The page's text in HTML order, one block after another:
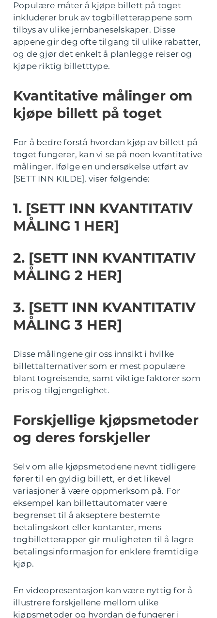
Populære måter å kjøpe billett på toget
inkluderer bruk av togbilletterappene som
tilbys av ulike jernbaneselskaper. Disse
appene gir deg ofte tilgang til ulike rabatter,
og de gjør det enkelt å planlegge reiser og
kjøpe riktig billetttype.
Kvantitative målinger om
kjøpe billett på toget
For å bedre forstå hvordan kjøp av billett på
toget fungerer, kan vi se på noen kvantitative
målinger. Ifølge en undersøkelse utført av
[SETT INN KILDE], viser følgende:
1. [SETT INN KVANTITATIV
MÅLING 1 HER]
2. [SETT INN KVANTITATIV
MÅLING 2 HER]
3. [SETT INN KVANTITATIV
MÅLING 3 HER]
Disse målingene gir oss innsikt i hvilke
billettalternativer som er mest populære
blant togreisende, samt viktige faktorer som
pris og tilgjengelighet.
Forskjellige kjøpsmetoder
og deres forskjeller
Selv om alle kjøpsmetodene nevnt tidligere
fører til en gyldig billett, er det likevel
variasjoner å være oppmerksom på. For
eksempel kan billettautomater være
begrenset til å akseptere bestemte
betalingskort eller kontanter, mens
togbilletterapper gir muligheten til å lagre
betalingsinformasjon for enklere fremtidige
kjøp.
En videopresentasjon kan være nyttig for å
illustrere forskjellene mellom ulike
kjøpsmetoder og hvordan de fungerer i